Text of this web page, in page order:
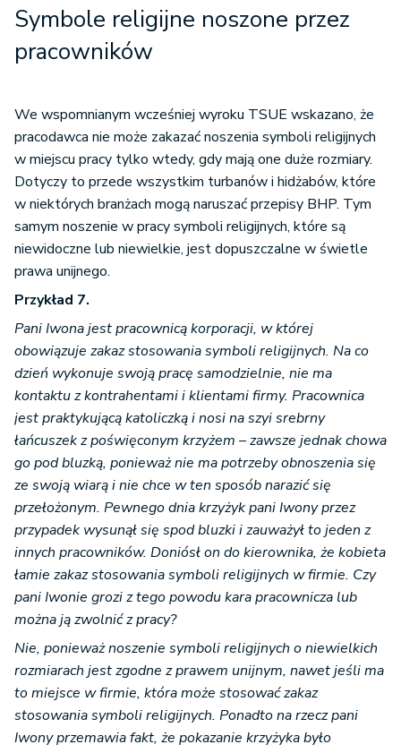
Symbole religijne noszone przez
pracowników
We wspomnianym wcześniej wyroku TSUE wskazano, że
pracodawca nie może zakazać noszenia symboli religijnych
w miejscu pracy tylko wtedy, gdy mają one duże rozmiary.
Dotyczy to przede wszystkim turbanów i hidżabów, które
w niektórych branżach mogą naruszać przepisy BHP. Tym
samym noszenie w pracy symboli religijnych, które są
niewidoczne lub niewielkie, jest dopuszczalne w świetle
prawa unijnego.
Przykład 7.
Pani Iwona jest pracownicą korporacji, w której
obowiązuje zakaz stosowania symboli religijnych. Na co
dzień wykonuje swoją pracę samodzielnie, nie ma
kontaktu z kontrahentami i klientami firmy. Pracownica
jest praktykującą katoliczką i nosi na szyi srebrny
łańcuszek z poświęconym krzyżem – zawsze jednak chowa
go pod bluzką, ponieważ nie ma potrzeby obnoszenia się
ze swoją wiarą i nie chce w ten sposób narazić się
przełożonym. Pewnego dnia krzyżyk pani Iwony przez
przypadek wysunął się spod bluzki i zauważył to jeden z
innych pracowników. Doniósł on do kierownika, że kobieta
łamie zakaz stosowania symboli religijnych w firmie. Czy
pani Iwonie grozi z tego powodu kara pracownicza lub
można ją zwolnić z pracy?
Nie, ponieważ noszenie symboli religijnych o niewielkich
rozmiarach jest zgodne z prawem unijnym, nawet jeśli ma
to miejsce w firmie, która może stosować zakaz
stosowania symboli religijnych. Ponadto na rzecz pani
Iwony przemawia fakt, że pokazanie krzyżyka było